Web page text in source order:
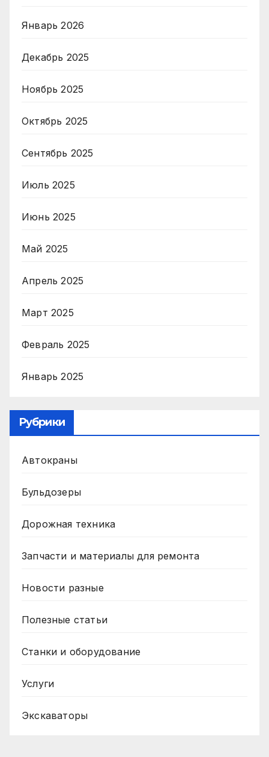
Январь 2026
Декабрь 2025
Ноябрь 2025
Октябрь 2025
Сентябрь 2025
Июль 2025
Июнь 2025
Май 2025
Апрель 2025
Март 2025
Февраль 2025
Январь 2025
Рубрики
Автокраны
Бульдозеры
Дорожная техника
Запчасти и материалы для ремонта
Новости разные
Полезные статьи
Станки и оборудование
Услуги
Экскаваторы